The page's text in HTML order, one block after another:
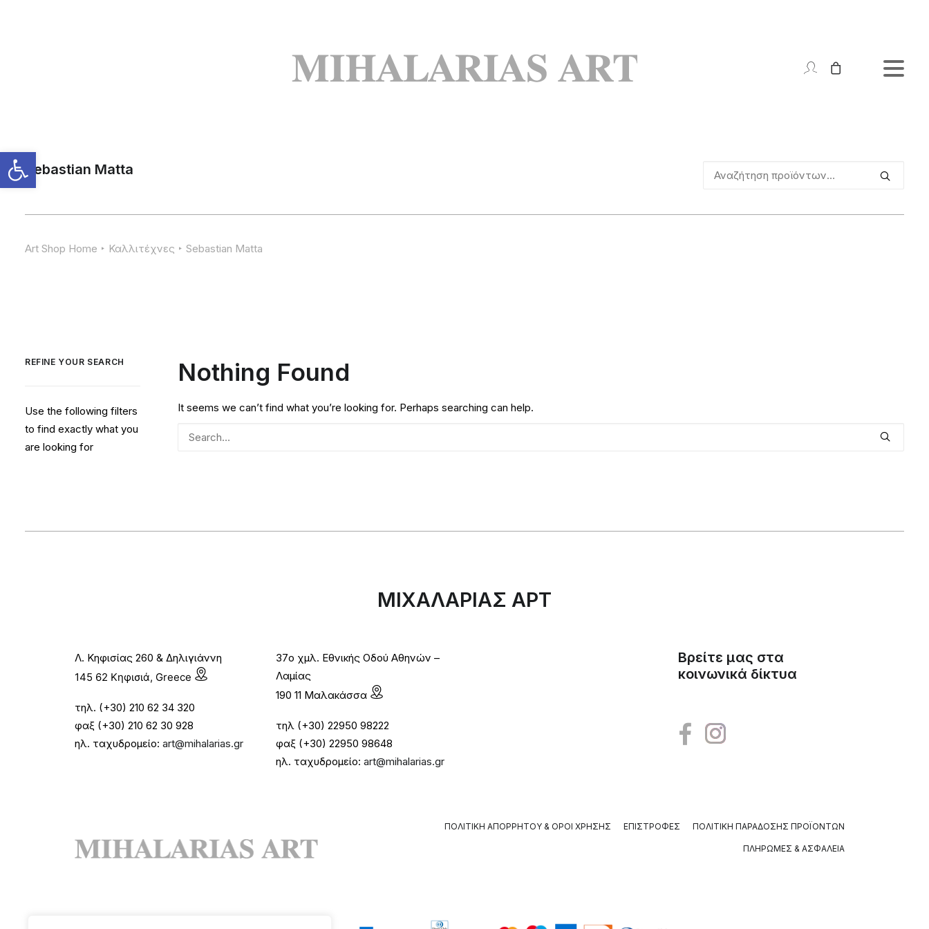
Sebastian Matta
Αναζήτηση
Art Shop Home Καλλιτέχνες Sebastian Matta
REFINE YOUR SEARCH
Use the following filters
to find exactly what you
are looking for
Nothing Found
It seems we can’t find what you’re looking for. Perhaps searching can help.
ΜΙΧΑΛΑΡΙΑΣ ΑΡΤ
Λ. Κηφισίας 260 & Δηλιγιάννη
145 62 Κηφισιά, Greece
τηλ. (+30) 210 62 34 320
φαξ (+30) 210 62 30 928
ηλ. ταχυδρομείο: art@mihalarias.gr
37ο χμλ. Εθνικής Οδού Αθηνών –
Λαμίας
190 11 Μαλακάσσα
τηλ (+30) 22950 98222
φαξ (+30) 22950 98648
ηλ. ταχυδρομείο: art@mihalarias.gr
Βρείτε μας στα
κοινωνικά δίκτυα
ΠΟΛΙΤΙΚΉ ΑΠΟΡΡΉΤΟΥ & ΌΡΟΙ ΧΡΉΣΗΣ ΕΠΙΣΤΡΟΦΈΣ ΠΟΛΙΤΙΚΉ ΠΑΡΆΔΟΣΗΣ ΠΡΟΪΌΝΤΩΝ
ΠΛΗΡΩΜΈΣ & ΑΣΦΆΛΕΙΑ